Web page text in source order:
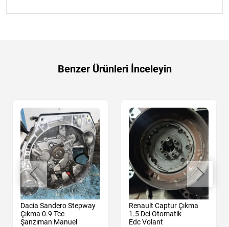
Benzer Ürünleri İnceleyin
Dacia Sandero Stepway
Çıkma 0.9 Tce
Şanzıman Manuel
Renault Captur Çıkma
1.5 Dci Otomatik
Edc Volant